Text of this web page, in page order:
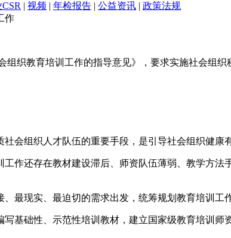
| 视频 | 年检报告 | 公益资讯 | 政策法规
作
组织教育培训工作的指导意见》，要求实施社会组
会组织人才队伍的重要手段，是引导社会组织健康
工作还存在教材建设滞后、师资队伍薄弱、教学方
最现实、最迫切的需求出发，统筹规划教育培训
基础性、示范性培训教材，建立国家级教育培训